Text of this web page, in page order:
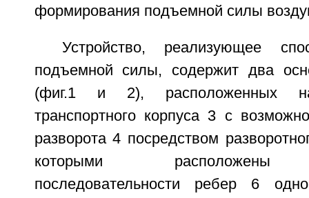
формирования подъемной силы
Устройство, реализующее
подъемной силы, содержит два
(фиг.1 и 2), расположенных
транспортного корпуса 3 с
разворота 4 посредством
которыми расположены
последовательности ребер 6